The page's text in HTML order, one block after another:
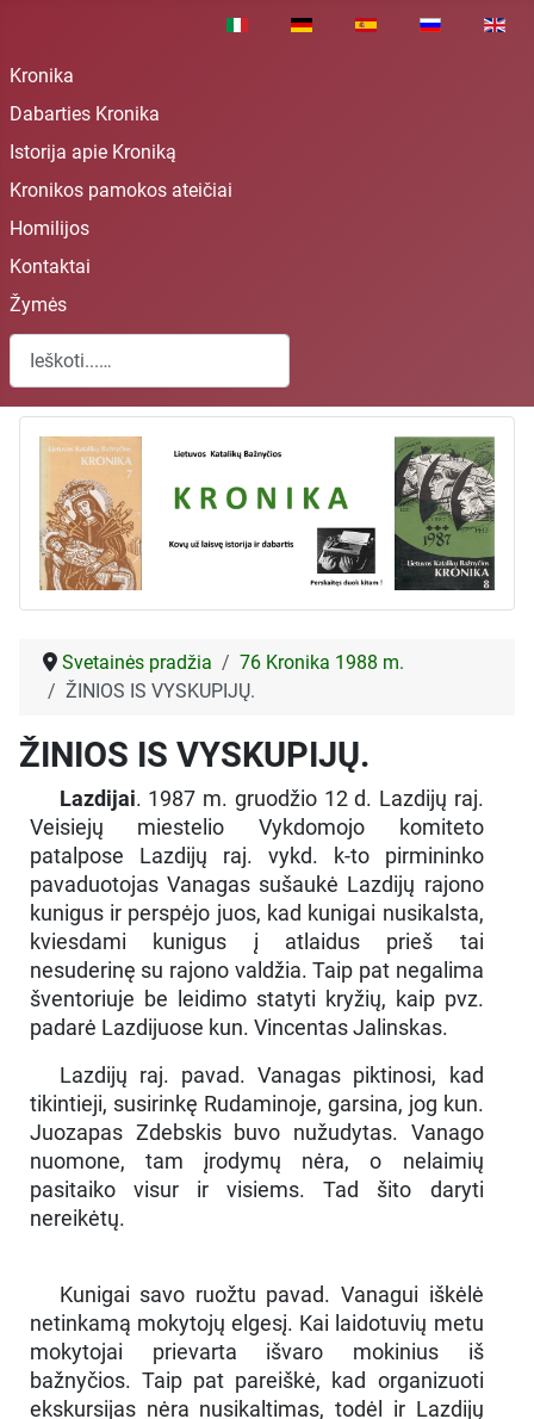
Pasirinkite savo kalbą
Kronika
Dabarties Kronika
Istorija apie Kroniką
Kronikos pamokos ateičiai
Homilijos
Kontaktai
Žymės
Paieška
Svetainės pradžia
76 Kronika 1988 m.
ŽINIOS IS VYSKUPIJŲ.
ŽINIOS IS VYSKUPIJŲ.
Lazdijai. 1987 m. gruodžio 12 d. Lazdijų raj.
Veisiejų miestelio Vykdomojo komiteto
patalpose Lazdijų raj. vykd. k-to pirmininko
pavaduotojas Vanagas sušaukė Lazdijų rajono
kunigus ir perspėjo juos, kad kunigai nusikalsta,
kviesdami kunigus į atlaidus prieš tai
nesuderinę su rajono valdžia. Taip pat negalima
šventoriuje be leidimo statyti kryžių, kaip pvz.
padarė Lazdijuose kun. Vincentas Jalinskas.
Lazdijų raj. pavad. Vanagas piktinosi, kad
tikintieji, susirinkę Rudaminoje, garsina, jog kun.
Juozapas Zdebskis buvo nužudytas. Vanago
nuomone, tam įrodymų nėra, o nelaimių
pasitaiko visur ir visiems. Tad šito daryti
nereikėtų.
Kunigai savo ruožtu pavad. Vanagui iškėlė
netinkamą mokytojų elgesį. Kai laidotuvių metu
mokytojai prievarta išvaro mokinius iš
bažnyčios. Taip pat pareiškė, kad organizuoti
ekskursijas nėra nusikaltimas, todėl ir Lazdijų